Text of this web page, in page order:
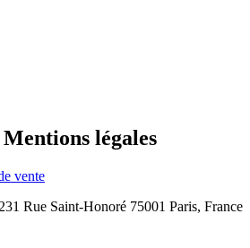
légales
vente
Rue Saint-Honoré 75001 Paris, France